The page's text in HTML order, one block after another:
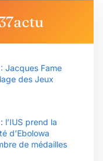
Jacques Fame
des Jeux
l’IUS prend la
d’Ebolowa
de médailles